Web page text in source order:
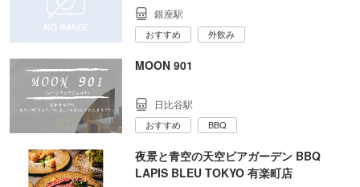
銀座駅
おすすめ 外飲み
MOON 901
日比谷駅
おすすめ BBQ
夜景と青空の天空ビアガーデン BBQ
LAPIS BLEU TOKYO 有楽町店